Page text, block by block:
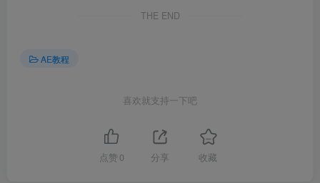
THE END
AE教程
喜欢就支持一下吧
点赞 0 分享 收藏